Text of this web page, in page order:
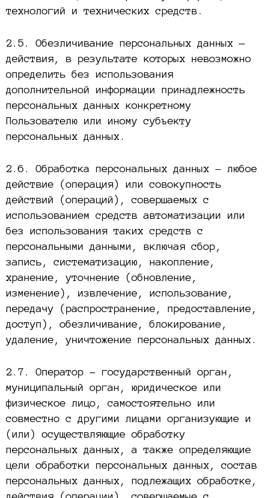
технологий и технических средств.
2.5. Обезличивание персональных данных —
действия, в результате которых невозможно
определить без использования
дополнительной информации принадлежность
персональных данных конкретному
Пользователю или иному субъекту
персональных данных.
2.6. Обработка персональных данных – любое
действие (операция) или совокупность
действий (операций), совершаемых с
использованием средств автоматизации или
без использования таких средств с
персональными данными, включая сбор,
запись, систематизацию, накопление,
хранение, уточнение (обновление,
изменение), извлечение, использование,
передачу (распространение, предоставление,
доступ), обезличивание, блокирование,
удаление, уничтожение персональных данных.
2.7. Оператор – государственный орган,
муниципальный орган, юридическое или
физическое лицо, самостоятельно или
совместно с другими лицами организующие и
(или) осуществляющие обработку
персональных данных, а также определяющие
цели обработки персональных данных, состав
персональных данных, подлежащих обработке,